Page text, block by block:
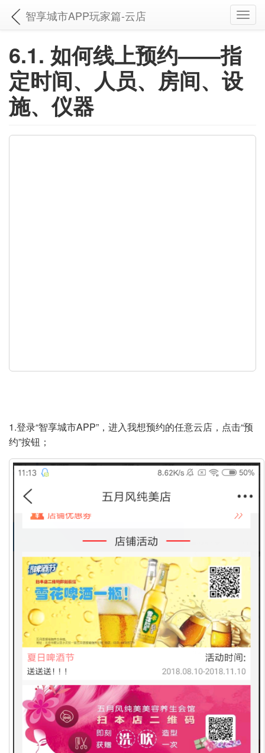
智享城市APP玩家篇-云店
6.1. 如何线上预约——指
定时间、人员、房间、设
施、仪器
1.登录“智享城市APP”，进入我想预约的任意云店，点击“预
约”按钮；